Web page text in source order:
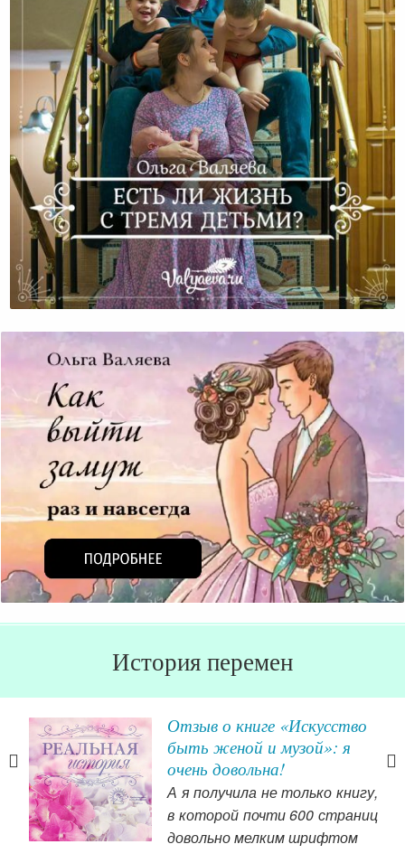
Есть Ли Жизнь С Тремя Детьми?
История перемен
Отзыв о книге «Искусство
быть женой и музой»: я
очень довольна!
А я получила не только книгу,
в которой почти 600 страниц
довольно мелким шрифтом